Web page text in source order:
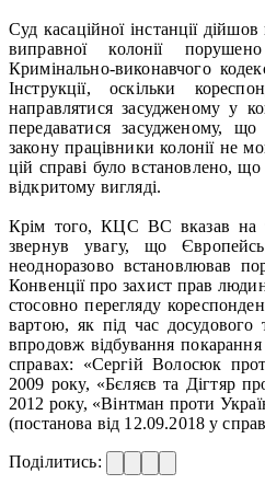
Суд касаційної інстанції
виправної колонії
Кримінально-виконавчого
Інструкції, оскільки
направлятися засудженому у
передаватися засудженому,
закону працівники колонії не
цій справі було встановлено,
відкритому вигляді.
Крім того, КЦС ВС вказав на
звернув увагу, що
неодноразово встановлював
Конвенції про захист прав
стосовно перегляду
вартою, як під час досудового
впродовж відбування
справах: «Сергій Волосюк
2009 року, «Бєляєв та Дігтяр
2012 року, «Вінтман проти
(постанова від 12.09.2018 у
Поділитись: